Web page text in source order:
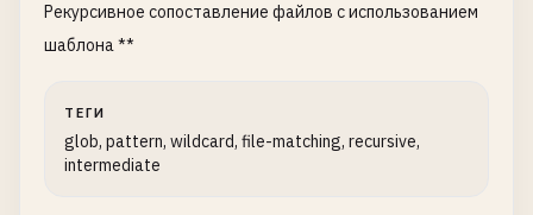
Рекурсивное сопоставление файлов с использованием
шаблона **
ТЕГИ
glob, pattern, wildcard, file-matching, recursive,
intermediate